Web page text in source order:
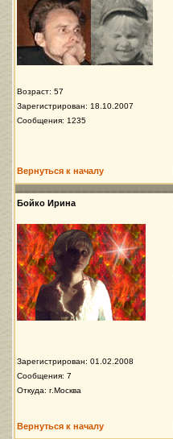
Возраст: 57
Зарегистрирован: 18.10.2007
Сообщения: 1235
Вернуться к началу
Бойко Ирина
Зарегистрирован: 01.02.2008
Сообщения: 7
Откуда: г.Москва
Вернуться к началу